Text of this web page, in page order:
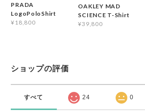
PRADA
LogoPoloShirt
¥18,800
OAKLEY MAD
SCIENCE T-Shirt
¥39,800
ショップの評価
すべて 24 0